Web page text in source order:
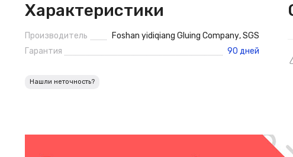
Характеристики
Производитель Foshan yidiqiang Gluing Company,SGS
Гарантия
90 дней
Нашли неточность?